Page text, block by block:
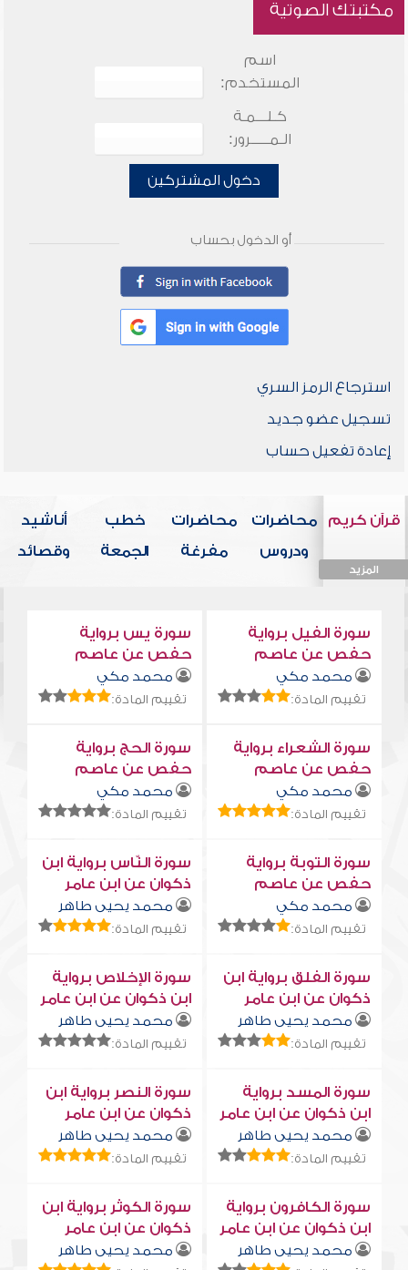
مكتبتك الصوتية
اسم
المستخدم:
كـلـــمـة
الـمـــــرور:
دخول المشتركين
أو الدخول بحساب
استرجاع الرمز السري
تسجيل عضو جديد
إعادة تفعيل حساب
قرآن كريم
المزيد
محاضرات
ودروس
محاضرات
مفرغة
خطب
الجمعة
أناشيد
وقصائد
سورة الفيل برواية
حفص عن عاصم
محمد مكي
تقييم المادة:
سورة يس برواية
حفص عن عاصم
محمد مكي
تقييم المادة:
سورة الشعراء برواية
حفص عن عاصم
محمد مكي
تقييم المادة:
سورة الحج برواية
حفص عن عاصم
محمد مكي
تقييم المادة:
سورة التوبة برواية
حفص عن عاصم
محمد مكي
تقييم المادة:
سورة النّاس برواية ابن
ذكوان عن ابن عامر
محمد يحيى طاهر
تقييم المادة:
سورة الفلق برواية ابن
ذكوان عن ابن عامر
محمد يحيى طاهر
تقييم المادة:
سورة الإخلاص برواية
ابن ذكوان عن ابن عامر
محمد يحيى طاهر
تقييم المادة:
سورة المسد برواية
ابن ذكوان عن ابن عامر
محمد يحيى طاهر
تقييم المادة:
سورة النصر برواية ابن
ذكوان عن ابن عامر
محمد يحيى طاهر
تقييم المادة:
سورة الكافرون برواية
ابن ذكوان عن ابن عامر
محمد يحيى طاهر
سورة الكوثر برواية ابن
ذكوان عن ابن عامر
محمد يحيى طاهر